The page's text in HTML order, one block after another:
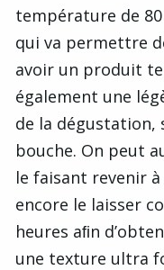
température de 80
qui va permettre
avoir un produit
également une
de la dégustation,
bouche. On peut
le faisant revenir à
encore le laisser
heures aﬁn
une texture ultra